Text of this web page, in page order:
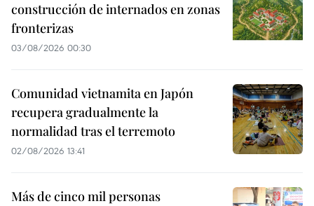
construcción de internados en zonas
fronterizas
03/08/2026 00:30
Comunidad vietnamita en Japón
recupera gradualmente la
normalidad tras el terremoto
02/08/2026 13:41
Más de cinco mil personas